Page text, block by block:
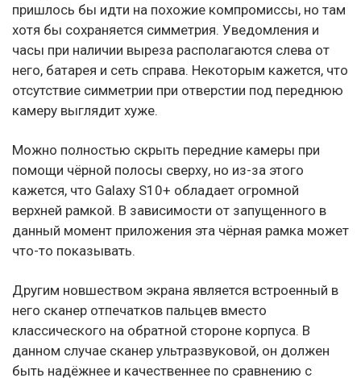
пришлось бы идти на похожие компромиссы, но там
хотя бы сохраняется симметрия. Уведомления и
часы при наличии выреза располагаются слева от
него, батарея и сеть справа. Некоторым кажется, что
отсутствие симметрии при отверстии под переднюю
камеру выглядит хуже.
Можно полностью скрыть передние камеры при
помощи чёрной полосы сверху, но из-за этого
кажется, что Galaxy S10+ обладает огромной
верхней рамкой. В зависимости от запущенного в
данный момент приложения эта чёрная рамка может
что-то показывать.
Другим новшеством экрана является встроенный в
него сканер отпечатков пальцев вместо
классического на обратной стороне корпуса. В
данном случае сканер ультразвуковой, он должен
быть надёжнее и качественнее по сравнению с